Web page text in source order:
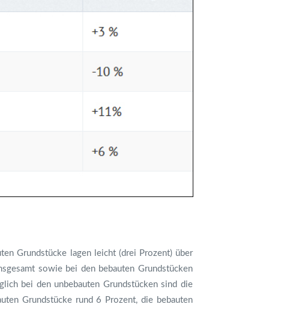
Grundstücke lagen leicht (drei Prozent) über
sowie bei den bebauten Grundstücken
bei den unbebauten Grundstücken sind die
Grundstücke rund 6 Prozent, die bebauten